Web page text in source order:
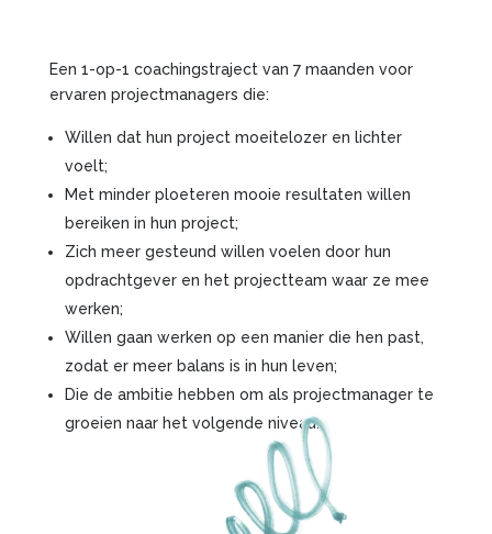
Een 1-op-1 coachingstraject van 7 maanden voor
ervaren projectmanagers die:
Willen dat hun project moeitelozer en lichter
voelt;
Met minder ploeteren mooie resultaten willen
bereiken in hun project;
Zich meer gesteund willen voelen door hun
opdrachtgever en het projectteam waar ze mee
werken;
Willen gaan werken op een manier die hen past,
zodat er meer balans is in hun leven;
Die de ambitie hebben om als projectmanager te
groeien naar het volgende niveau.